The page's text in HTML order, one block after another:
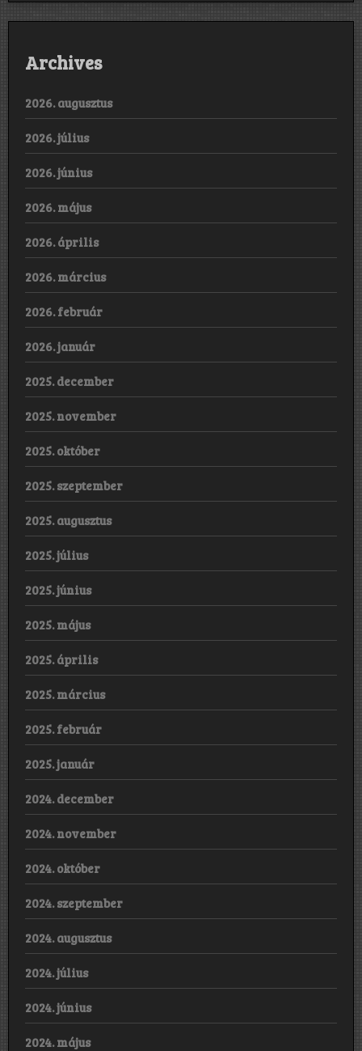
Archives
2026. augusztus
2026. július
2026. június
2026. május
2026. április
2026. március
2026. február
2026. január
2025. december
2025. november
2025. október
2025. szeptember
2025. augusztus
2025. július
2025. június
2025. május
2025. április
2025. március
2025. február
2025. január
2024. december
2024. november
2024. október
2024. szeptember
2024. augusztus
2024. július
2024. június
2024. május